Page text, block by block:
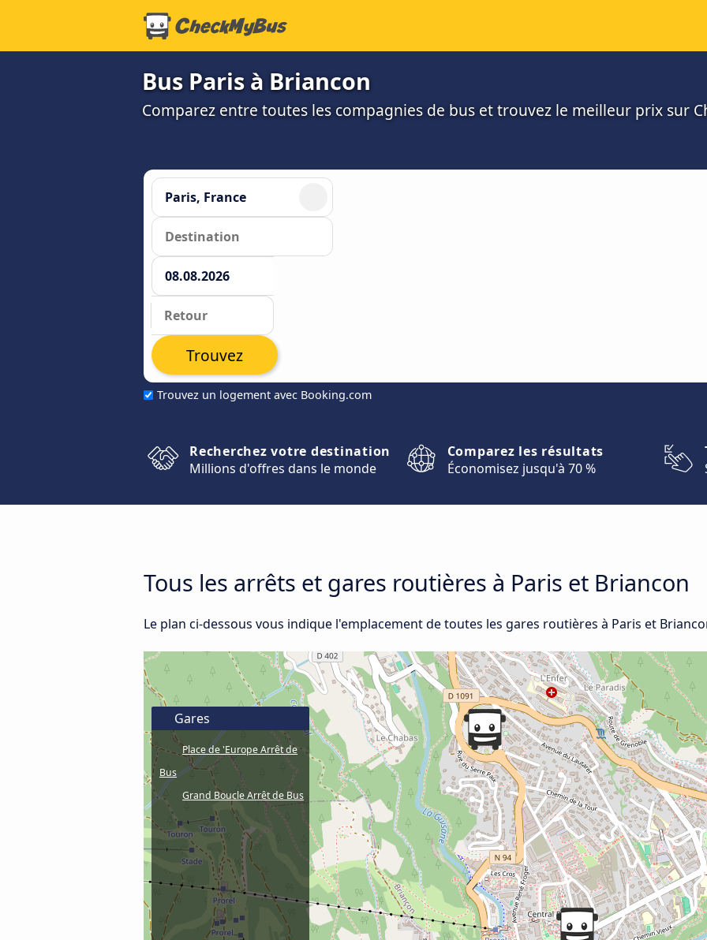
Bus Paris à Briancon
Comparez entre toutes les compagnies de bus et trouvez le meilleur prix sur
Trouvez un logement avec Booking.com
Trouvez
Recherchez votre destination
Millions d'offres dans le monde
Comparez les résultats
Économisez jusqu'à 70 %
Tous les arrêts et gares routières à Paris et Briancon
Le plan ci-dessous vous indique l'emplacement de toutes les gares routières à Paris et
Gares
Place de 'Europe Arrêt de
Bus
Grand Boucle Arrêt de Bus